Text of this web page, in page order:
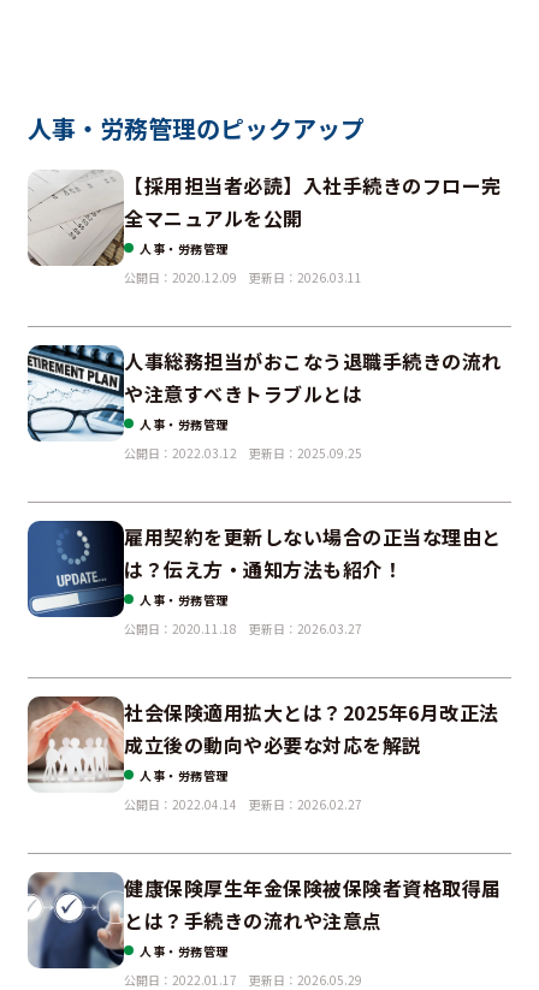
人事・労務管理のピックアップ
【採用担当者必読】入社手続きのフロー完
全マニュアルを公開
人事・労務管理
公開日：2020.12.09
更新日：2026.03.11
人事総務担当がおこなう退職手続きの流れ
や注意すべきトラブルとは
人事・労務管理
公開日：2022.03.12
更新日：2025.09.25
雇用契約を更新しない場合の正当な理由と
は？伝え方・通知方法も紹介！
人事・労務管理
公開日：2020.11.18
更新日：2026.03.27
社会保険適用拡大とは？2025年6月改正法
成立後の動向や必要な対応を解説
人事・労務管理
公開日：2022.04.14
更新日：2026.02.27
健康保険厚生年金保険被保険者資格取得届
とは？手続きの流れや注意点
人事・労務管理
公開日：2022.01.17
更新日：2026.05.29